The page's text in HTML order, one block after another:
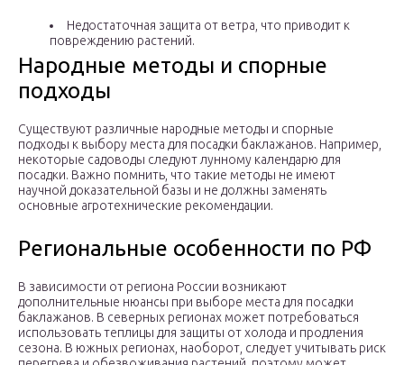
Недостаточная защита от ветра, что приводит к
повреждению растений.
Народные методы и спорные
подходы
Существуют различные народные методы и спорные
подходы к выбору места для посадки баклажанов. Например,
некоторые садоводы следуют лунному календарю для
посадки. Важно помнить, что такие методы не имеют
научной доказательной базы и не должны заменять
основные агротехнические рекомендации.
Региональные особенности по РФ
В зависимости от региона России возникают
дополнительные нюансы при выборе места для посадки
баклажанов. В северных регионах может потребоваться
использовать теплицы для защиты от холода и продления
сезона. В южных регионах, наоборот, следует учитывать риск